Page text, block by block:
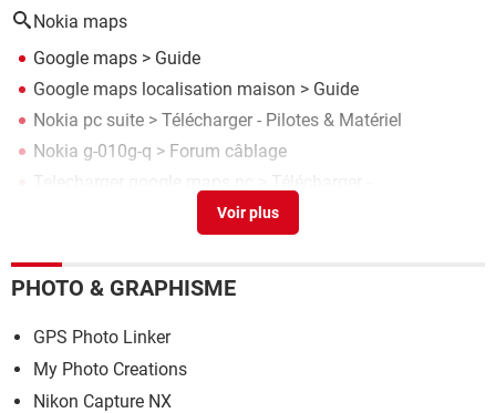
Nokia maps
Google maps > Guide
Google maps localisation maison > Guide
Nokia pc suite > Télécharger - Pilotes & Matériel
Nokia g-010g-q > Forum câblage
Telecharger google maps pc
> Télécharger -
Téléchargement & Transfert
PHOTO & GRAPHISME
GPS Photo Linker
My Photo Creations
Nikon Capture NX